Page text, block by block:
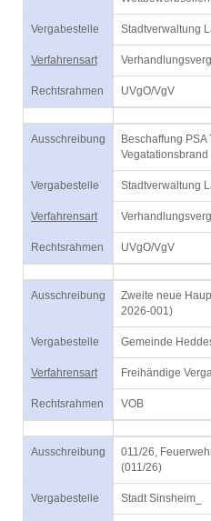
Vergabestelle Stadtverwaltung
Verfahrensart
Rechtsrahmen UVgO/VgV
Ausschreibung
Beschaffung
Vergabestelle Stadtverwaltung
Verfahrensart
Rechtsrahmen UVgO/VgV
Ausschreibung
Zweite neue
2026-001)
Vergabestelle Gemeinde
Verfahrensart Freihändige
Rechtsrahmen VOB
Ausschreibung
011/26,
(011/26)
Vergabestelle Stadt Sinsheim_